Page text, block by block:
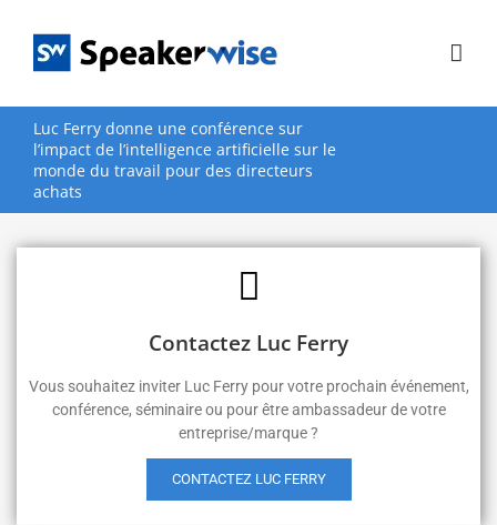
contenu
Luc Ferry donne une conférence sur
l’impact de l’intelligence artificielle sur le
monde du travail pour des directeurs
achats
Contactez Luc Ferry
Vous souhaitez inviter Luc Ferry pour votre prochain événement,
conférence, séminaire ou pour être ambassadeur de votre
entreprise/marque ?
CONTACTEZ LUC FERRY